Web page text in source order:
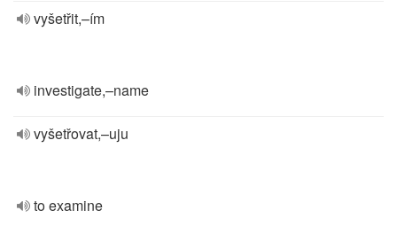
vyšetřit,–ím
investigate,–name
vyšetřovat,–uju
to examine